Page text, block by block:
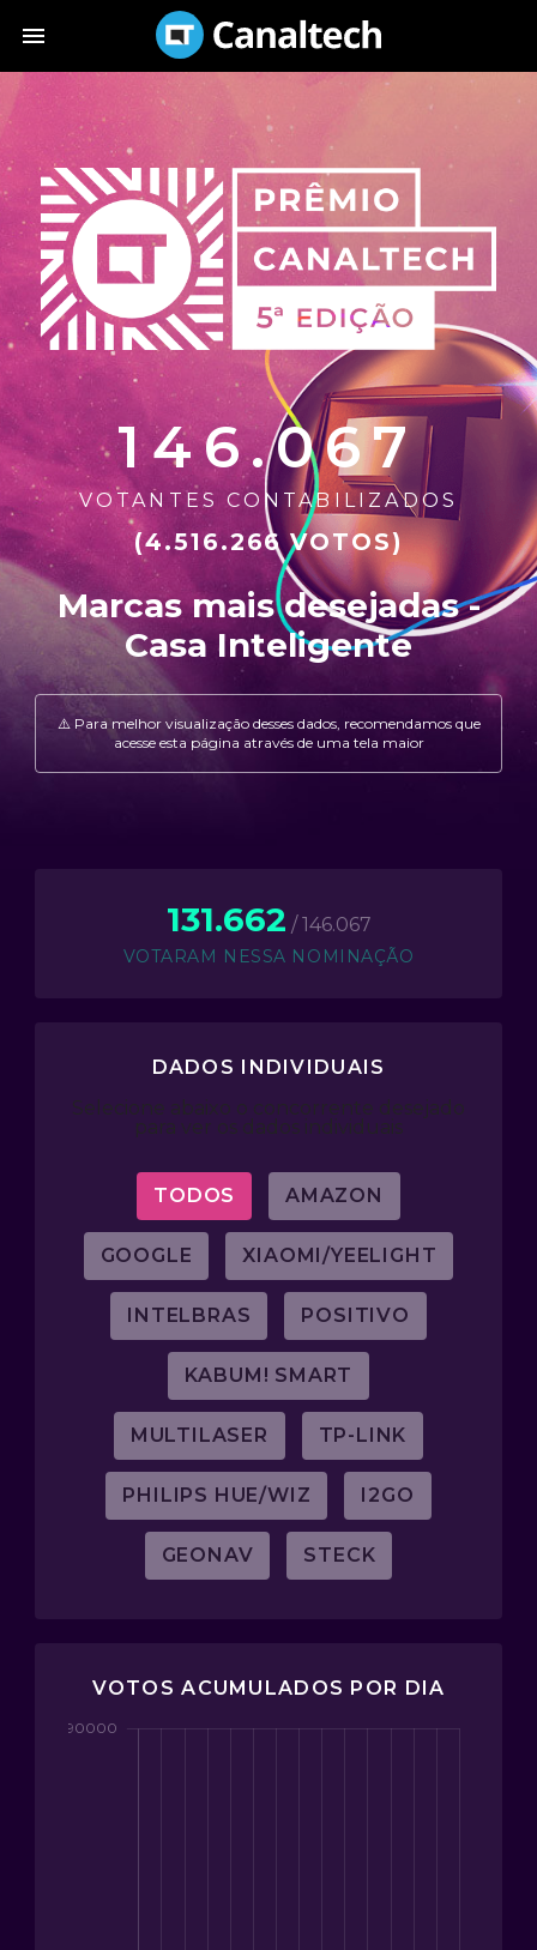
146.067
VOTANTES CONTABILIZADOS
(4.516.266 VOTOS)
131.662 / 146.067
VOTARAM NESSA NOMINAÇÃO
DADOS INDIVIDUAIS
Selecione abaixo o concorrente desejado
para ver os dados individuais
TODOS AMAZON
GOOGLE XIAOMI/YEELIGHT
INTELBRAS POSITIVO
KABUM! SMART
MULTILASER TP-LINK
PHILIPS HUE/WIZ I2GO
GEONAV STECK
VOTOS ACUMULADOS POR DIA